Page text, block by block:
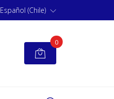
Español (Chile)
0